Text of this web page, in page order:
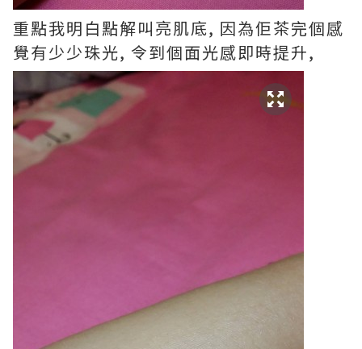
重點我明白點解叫亮肌底, 因為佢茶完個感
覺有少少珠光, 令到個面光感即時提升,